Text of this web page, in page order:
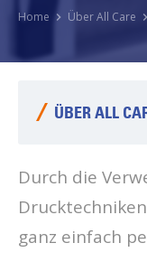
Home Über All Care
ÜBER ALL
All Care für
All Care für
Durch die
ganz einfach